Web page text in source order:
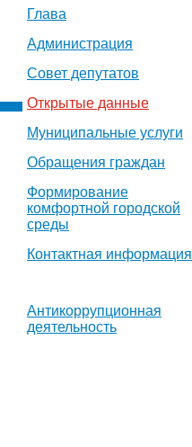
Глава
Администрация
Совет депутатов
Открытые данные
Муниципальные услуги
Обращения граждан
Формирование
комфортной городской
среды
Контактная информация
Антикоррупционная
деятельность